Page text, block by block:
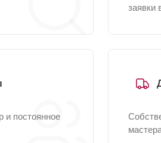
заявки
и постоянное